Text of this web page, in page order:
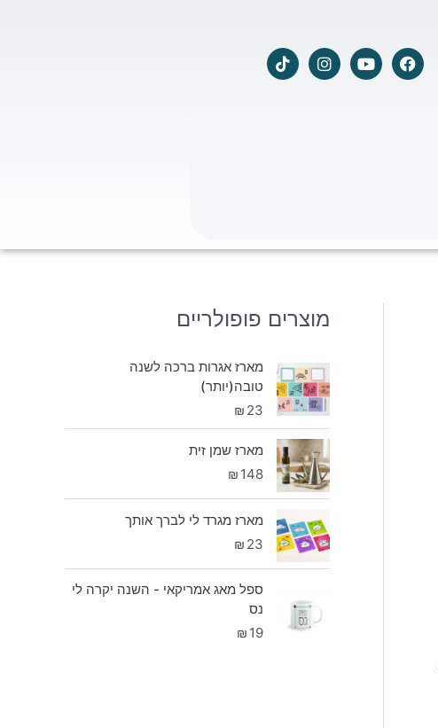
F
a
c
Y
o
u
I
n
s
T
i
k
מוצרים פופולריים
מארז אגרות ברכה לשנה
טובה(יותר)
₪ 23
מארז שמן זית
₪ 148
מארז מגרד לי לברך אותך
₪ 23
ספל מאג אמריקאי - השנה יקרה לי
נס
₪ 19